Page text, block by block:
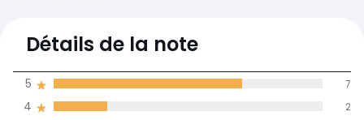
4,4
moyenne des avis
dans toutes les
Détails de la note
4 2
5 7